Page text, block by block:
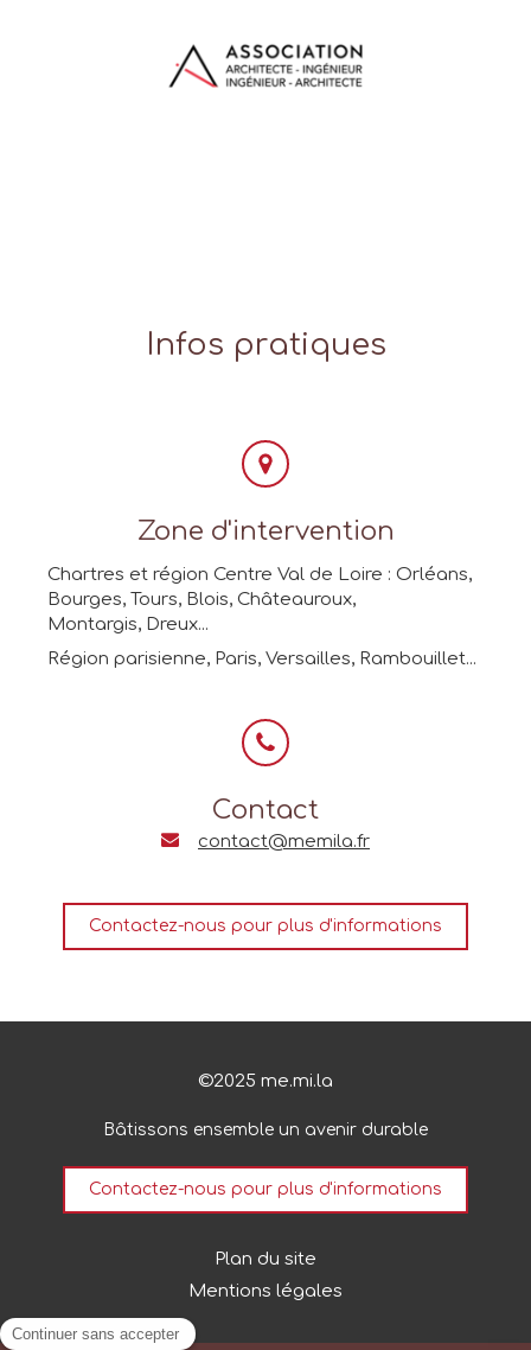
Infos pratiques
Zone d'intervention
Chartres et région Centre Val de Loire : Orléans,
Bourges, Tours, Blois, Châteauroux,
Montargis, Dreux...
Région parisienne, Paris, Versailles, Rambouillet...
Contact
contact@memila.fr
Contactez-nous pour plus d'informations
©2025 me.mi.la
Bâtissons ensemble un avenir durable
Contactez-nous pour plus d'informations
Plan du site
Mentions légales